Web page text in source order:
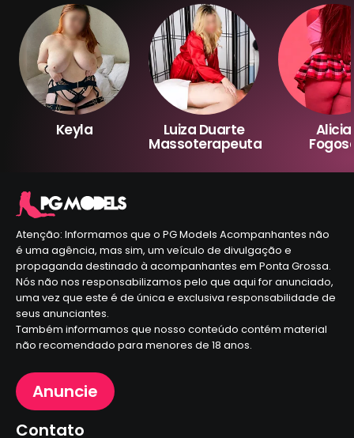
Keyla Luiza Duarte
Massoterapeuta
Alicia
Atenção: Informamos que o PG Models Acompanhantes não
é uma agência, mas sim, um veículo de divulgação e
propaganda destinado à acompanhantes em Ponta Grossa.
Nós não nos responsabilizamos pelo que aqui for anunciado,
uma vez que este é de única e exclusiva responsabilidade de
seus anunciantes.
Também informamos que nosso conteúdo contém material
não recomendado para menores de 18 anos.
Anuncie
Contato